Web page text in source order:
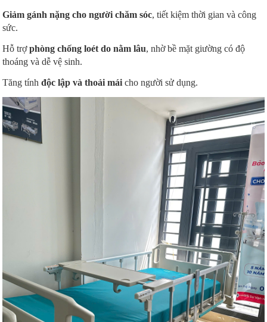
Giảm gánh nặng cho người chăm sóc, tiết kiệm thời gian và công
sức.
Hỗ trợphòng chống loét do nằm lâu, nhờ bề mặt giường có độ
thoáng và dễ vệ sinh.
Tăng tínhđộc lập và thoải mái cho người sử dụng.